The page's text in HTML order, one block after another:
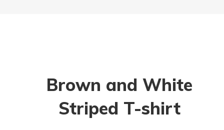
Brown and White
Striped T-shirt